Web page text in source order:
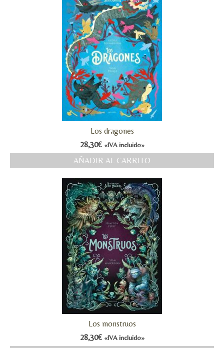
Los dragones
28,30€ «IVA incluido»
AÑADIR AL CARRITO
Los monstruos
28,30€ «IVA incluido»